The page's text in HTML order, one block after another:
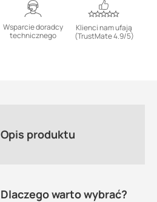
Wsparcie doradcy
technicznego
Klienci nam ufają
(TrustMate 4.9/5)
Opis produktu
Dlaczego warto wybrać?